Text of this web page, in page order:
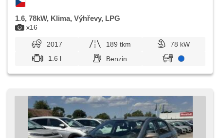
x16
1.6, 78kW, Klima, Výhřevy, LPG
2017 189 tkm
78 kW
1.6 l
Benzin